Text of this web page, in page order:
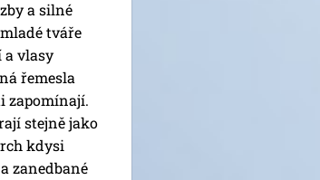
a silné
tváře
a vlasy
řemesla
zapomínají.
stejně jako
kdysi
zanedbané